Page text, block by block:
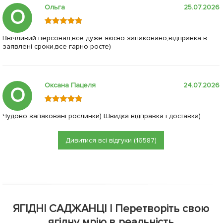
О Ольга 25.07.2026
Ввічливий персонал,все дуже якісно запаковано,відправка в
заявлені сроки,все гарно росте)
О Оксана Пацеля 24.07.2026
Чудово запаковані рослинки) Швидка відправка і доставка)
Дивитися всі відгуки (16587)
ЯГІДНІ САДЖАНЦІ | Перетворіть свою